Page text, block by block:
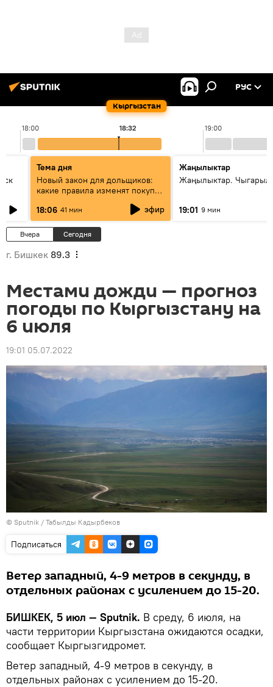
Кыргызстан
РУС
18:00 19:00
18:32
Тема дня
Новый закон для дольщиков:
какие правила изменят покупку
18:06 41 мин эфир
Жаңылыктар
Жаңылыктар.
19:01 9 мин
Вчера Сегодня
г. Бишкек 89.3
Местами дожди — прогноз
погоды по Кыргызстану на
6 июля
19:01 05.07.2022
© Sputnik / Табылды Кадырбеков
Подписаться
Ветер западный, 4-9 метров в секунду, в
отдельных районах с усилением до 15-20.
БИШКЕК, 5 июл — Sputnik. В среду, 6 июля, на
части территории Кыргызстана ожидаются осадки,
сообщает Кыргызгидромет.
Ветер западный, 4-9 метров в секунду, в
отдельных районах с усилением до 15-20.